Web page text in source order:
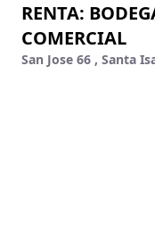
RENTA:
COMERCIAL
San Jose 66 , Santa